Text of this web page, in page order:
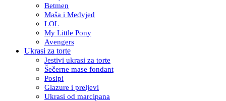
Betmen
Maša i Medvjed
LOL
My Little Pony
Avengers
Ukrasi za torte
Jestivi ukrasi za torte
Šečerne mase fondant
Posipi
Glazure i preljevi
Ukrasi od marcipana